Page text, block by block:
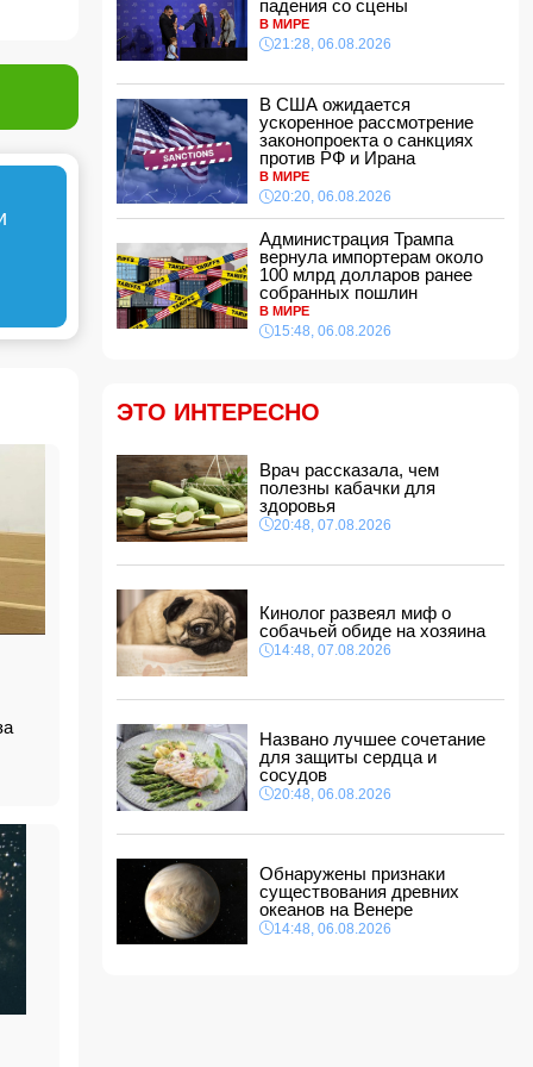
эстетической операции, проведенной
Сеймуром Мамедовым
15:28, 07.08.2026
Алтай Байындыр продолжит карьеру в Ла
Лиге
15:08, 07.08.2026
ВС РФ взяли под контроль Анискино в
Харьковской области
15:00, 07.08.2026
Кинолог развеял миф о собачьей обиде на
хозяина
14:48, 07.08.2026
По делу Arzum 9999 назначена повторная
комплексная экспертиза
14:28, 07.08.2026
На Самира Шарифова возложены новые
полномочия
14:14, 07.08.2026
должности посла
14:10, 07.08.2026
Моуринью в шоке после отказа Родри от
перехода в "Реал"
Ильхам Алиев подписал распоряжения в
связи с двумя дипломатами
14:00, 07.08.2026
Прогноз погоды в Азербайджане на 8 августа
12:48, 07.08.2026
В Азербайджане ищут сотрудников с
зарплатой до 10 000 манатов
12:40, 07.08.2026
падения со сцены
В МИРЕ
21:28, 06.08.2026
В США ожидается
ускоренное рассмотрение
законопроекта о санкциях
против РФ и Ирана
В МИРЕ
20:20, 06.08.2026
Администрация Трампа
вернула импортерам около
100 млрд долларов ранее
собранных пошлин
В МИРЕ
15:48, 06.08.2026
ЭТО ИНТЕРЕСНО
Врач рассказала, чем
полезны кабачки для
здоровья
20:48, 07.08.2026
Кинолог развеял миф о
собачьей обиде на хозяина
14:48, 07.08.2026
Названо лучшее сочетание
для защиты сердца и
сосудов
20:48, 06.08.2026
Обнаружены признаки
существования древних
океанов на Венере
14:48, 06.08.2026